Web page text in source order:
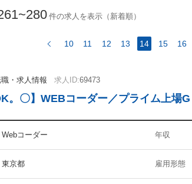
Dreamweaver
MAYA CMS
SEM アクセス解析
件の求人を表示（新着順）
10 11 12 13 14 15 16
・求人情報 求人ID:69473
。〇】WEBコーダー／プライム上場G
Webコーダー 年収
東京都 雇用形態